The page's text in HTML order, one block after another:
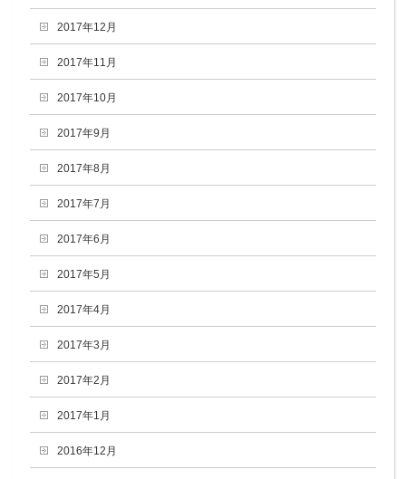
2017年12月
2017年11月
2017年10月
2017年9月
2017年8月
2017年7月
2017年6月
2017年5月
2017年4月
2017年3月
2017年2月
2017年1月
2016年12月